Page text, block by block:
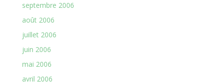
septembre 2006
août 2006
juillet 2006
juin 2006
mai 2006
avril 2006